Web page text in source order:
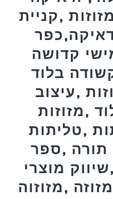
,קניית
קדושה
בלוד
,עיצוב
,מזוזות
,טליתות
תורה ,ספר
מוצרי
,מזוזוה